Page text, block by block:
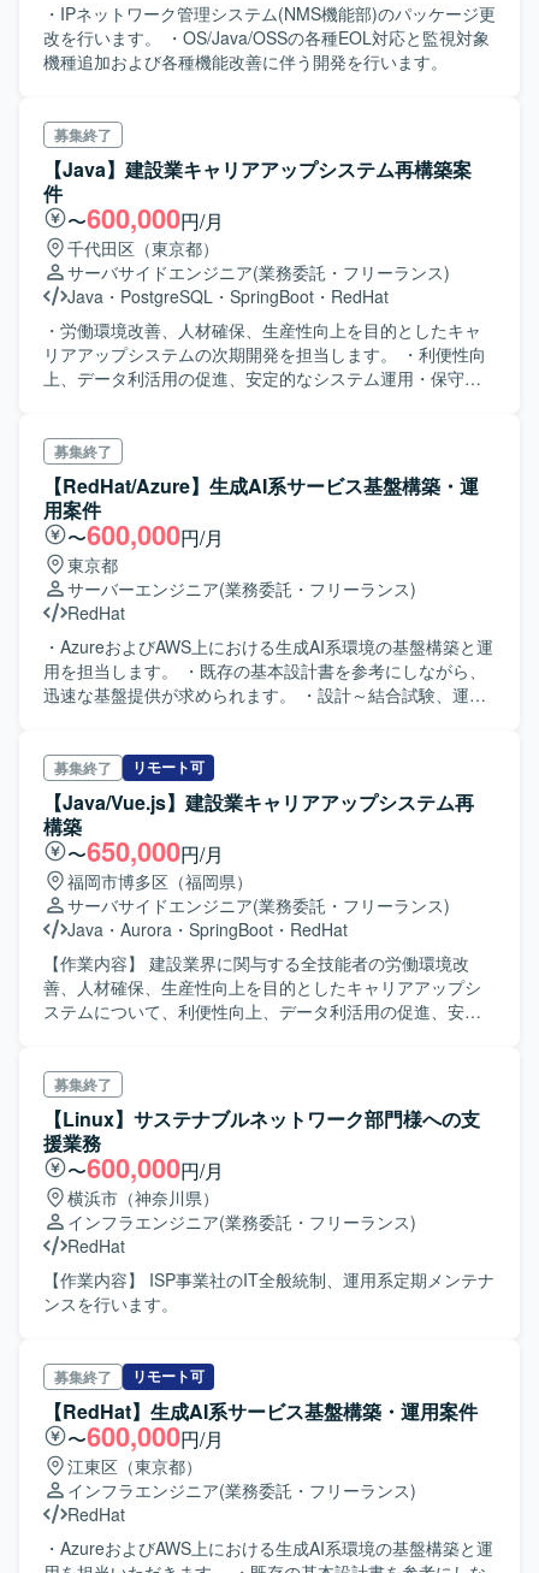
・IPネットワーク管理システム(NMS機能部)のパッケージ更
改を行います。 ・OS/Java/OSSの各種EOL対応と監視対象
機種追加および各種機能改善に伴う開発を行います。
募集終了
【Java】建設業キャリアアップシステム再構築案
件
〜600,000円/月
千代田区（東京都）
サーバサイドエンジニア(業務委託・フリーランス)
Java ・ PostgreSQL ・ SpringBoot ・ RedHat
・労働環境改善、人材確保、生産性向上を目的としたキャ
リアアップシステムの次期開発を担当します。 ・利便性向
上、データ利活用の促進、安定的なシステム運用・保守を
募集終了
【RedHat/Azure】生成AI系サービス基盤構築・運
用案件
〜600,000円/月
東京都
サーバーエンジニア(業務委託・フリーランス)
RedHat
・AzureおよびAWS上における生成AI系環境の基盤構築と運
用を担当します。 ・既存の基本設計書を参考にしながら、
迅速な基盤提供が求められます。 ・設計～結合試験、運用
募集終了 リモート可
【Java/Vue.js】建設業キャリアアップシステム再
構築
〜650,000円/月
福岡市博多区（福岡県）
サーバサイドエンジニア(業務委託・フリーランス)
Java ・ Aurora ・ SpringBoot ・ RedHat
【作業内容】 建設業界に関与する全技能者の労働環境改
善、人材確保、生産性向上を目的としたキャリアアップシ
ステムについて、利便性向上、データ利活用の促進、安定
Java、Vue.js DB: Amazon Aurora PostgreSQL OS: Red
Hat Enterprise Linux FW: Spring Boot
募集終了
【Linux】サステナブルネットワーク部門様への支
援業務
〜600,000円/月
横浜市（神奈川県）
インフラエンジニア(業務委託・フリーランス)
RedHat
【作業内容】 ISP事業社のIT全般統制、運用系定期メンテナ
ンスを行います。
募集終了 リモート可
【RedHat】生成AI系サービス基盤構築・運用案件
〜600,000円/月
江東区（東京都）
インフラエンジニア(業務委託・フリーランス)
RedHat
・AzureおよびAWS上における生成AI系環境の基盤構築と運